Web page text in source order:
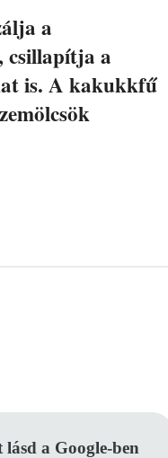
a
csillapítja a
is. A kakukkfű
a Google-ben